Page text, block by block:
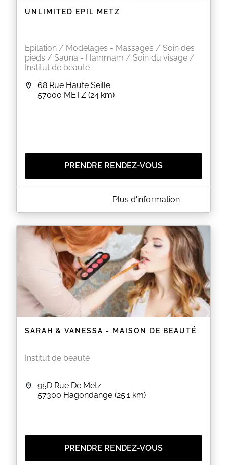
UNLIMITED EPIL METZ
Epilation / Modelages - Massages / Soin des
pieds / Sauna - Hammam / Soin du visage /
Institut de beauté
68 Rue Haute Seille
57000 METZ (24 km)
PRENDRE RENDEZ-VOUS
A PROPOS DE UNLIMITED EPIL METZ
Unlimited EPIL vous accueille au 68 rue Haute Seille
minceur et d'épilations.
EN SAVOIR PLUS
Plus d'information
SARAH & VANESSA - MAISON DE BEAUTÉ
Institut de beauté
95D Rue De Metz
57300 Hagondange (25.1 km)
PRENDRE RENDEZ-VOUS